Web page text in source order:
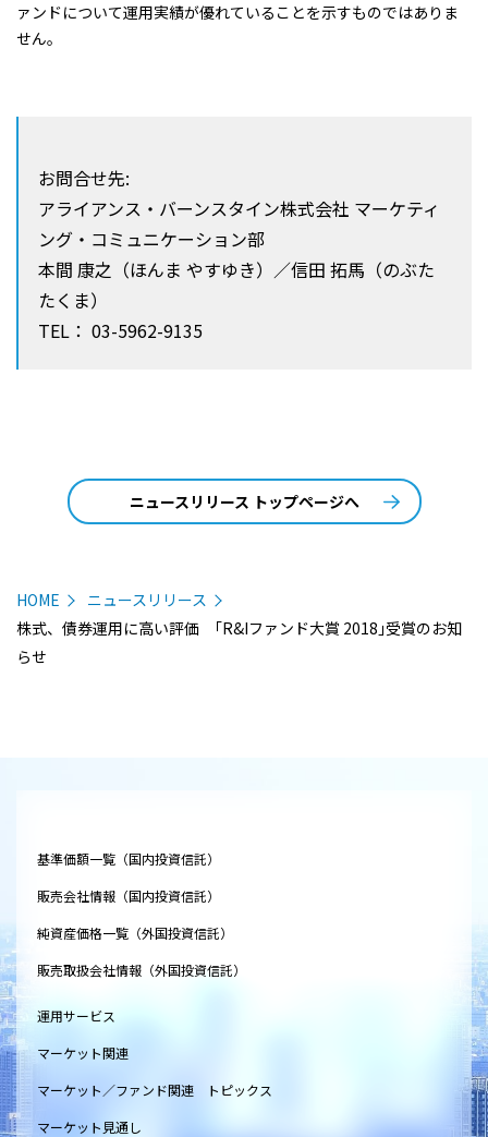
ァンドについて運用実績が優れていることを示すものではありま
せん。
お問合せ先:
アライアンス・バーンスタイン株式会社 マーケティ
ング・コミュニケーション部
本間 康之（ほんま やすゆき）／信田 拓馬（のぶた
たくま）
TEL： 03-5962-9135
ニュースリリース トップページへ
HOME
ニュースリリース
株式、債券運用に高い評価 ｢R&Iファンド大賞 2018｣受賞のお知
らせ
基準価額一覧（国内投資信託）
販売会社情報（国内投資信託）
純資産価格一覧（外国投資信託）
販売取扱会社情報（外国投資信託）
運用サービス
マーケット関連
マーケット／ファンド関連 トピックス
マーケット見通し